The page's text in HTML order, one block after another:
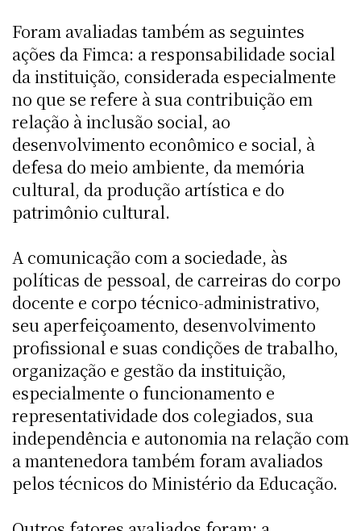
Foram avaliadas também as seguintes
ações da Fimca: a responsabilidade social
da instituição, considerada especialmente
no que se refere à sua contribuição em
relação à inclusão social, ao
desenvolvimento econômico e social, à
defesa do meio ambiente, da memória
cultural, da produção artística e do
patrimônio cultural.
A comunicação com a sociedade, às
políticas de pessoal, de carreiras do corpo
docente e corpo técnico-administrativo,
seu aperfeiçoamento, desenvolvimento
profissional e suas condições de trabalho,
organização e gestão da instituição,
especialmente o funcionamento e
representatividade dos colegiados, sua
independência e autonomia na relação com
a mantenedora também foram avaliados
pelos técnicos do Ministério da Educação.